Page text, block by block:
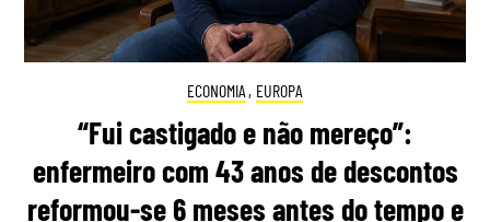
ECONOMIA , EUROPA
“Fui castigado e não mereço”:
enfermeiro com 43 anos de descontos
reformou-se 6 meses antes do tempo e